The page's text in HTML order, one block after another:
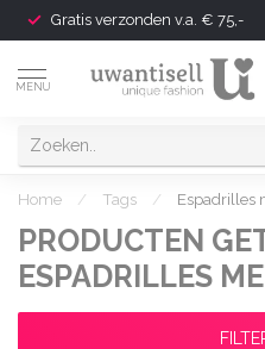
Gratis verzonden v.a. € 75,-
MENU
Home / Tags / Espadrilles
PRODUCTEN
ESPADRILLES